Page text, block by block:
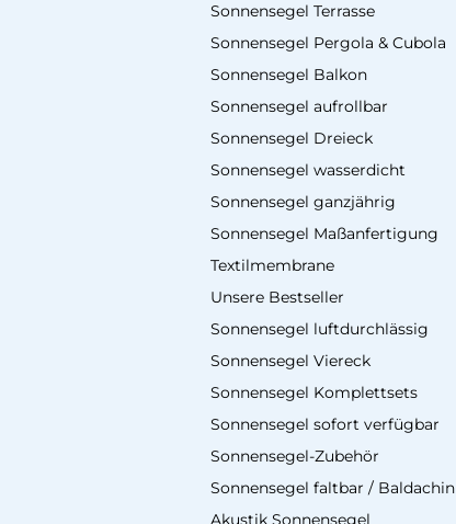
Sonnensegel Terrasse
Sonnensegel Pergola & Cubola
Sonnensegel Balkon
Sonnensegel aufrollbar
Sonnensegel Dreieck
Sonnensegel wasserdicht
Sonnensegel ganzjährig
Sonnensegel Maßanfertigung
Textilmembrane
Unsere Bestseller
Sonnensegel luftdurchlässig
Sonnensegel Viereck
Sonnensegel Komplettsets
Sonnensegel sofort verfügbar
Sonnensegel-Zubehör
Sonnensegel faltbar / Baldachin
Akustik Sonnensegel